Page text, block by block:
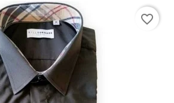
favorite_border